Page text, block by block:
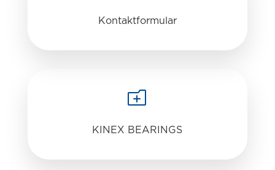
Kontaktformular
o
KINEX BEARINGS